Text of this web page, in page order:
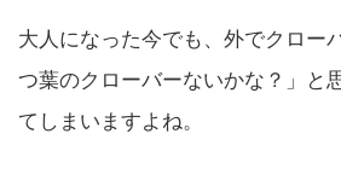
大人になった今でも、外でクロー
つ葉のクローバーないかな？」と
てしまいますよね。